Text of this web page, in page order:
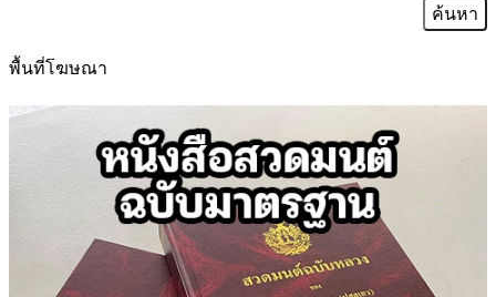
สำหรับ:
พื้นที่โฆษณา